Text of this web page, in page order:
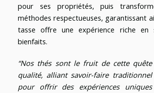
pour ses propriétés, puis
méthodes respectueuses, garantissant
tasse offre une expérience riche en
bienfaits.
“Nos thés sont le fruit de cette quête
qualité, alliant savoir-faire
pour offrir des expériences